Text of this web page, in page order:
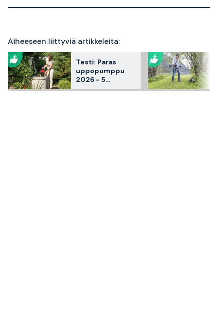
Aiheeseen liittyviä artikkeleita:
Testi: Paras
uppopumppu
2026 - 5
myyntisuosikkia